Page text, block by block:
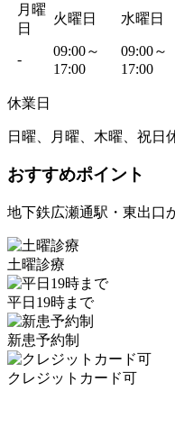
月曜
日
火曜日 水曜日
-
09:00～
17:00
09:00～
17:00
休業日
日曜、月曜、木曜、祝日
おすすめポイント
地下鉄広瀬通駅・東出口
土曜診療
平日19時まで
新患予約制
クレジットカード可